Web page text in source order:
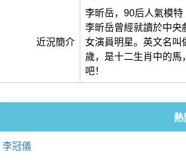
近況簡介
李昕岳，90后人氣模特
李昕岳曾經就讀於中央
女演員明星。英文名
歲，是十二生肖中的
吧！
熱
李冠儀